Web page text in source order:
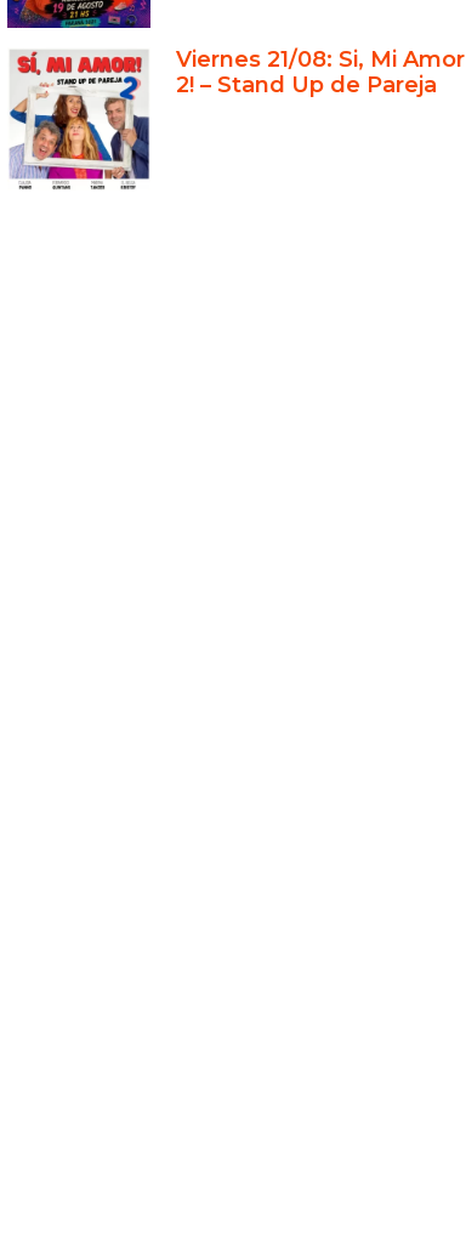
3. Manual de Stand Up 2: técnicas
avanzadas para perfeccionar tu
comedia
4. Libros + talleres: la combinación
perfecta
5. Convertite en humorista profesional
Viernes 21/08: Si, Mi Amor
2! – Stand Up de Pareja